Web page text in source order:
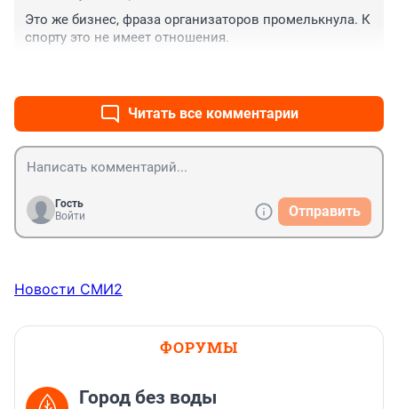
Это же бизнес, фраза организаторов промелькнула. К
спорту это не имеет отношения.
Читать все комментарии
Гость
Войти
Отправить
Новости СМИ2
ФОРУМЫ
Город без воды